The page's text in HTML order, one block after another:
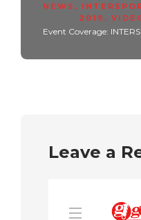
NEWS ,
2019 ,
Event Coverage:
Leave a